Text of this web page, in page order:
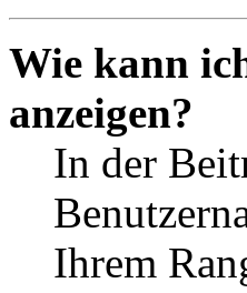
Wie kann
anzeigen?
In der
Ihrem